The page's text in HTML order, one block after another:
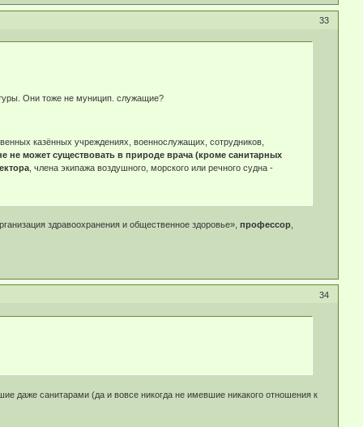
33
Они тоже не муницип. служащие?
казённых учреждениях, военнослужащих, сотрудников,
не может существовать в природе врача (кроме санитарных
, члена экипажа воздушного, морского или речного судна -
здравоохранения и общественное здоровье»,профессор
34
даже санитарами (да и вовсе никогда не имевшие никакого отношения к